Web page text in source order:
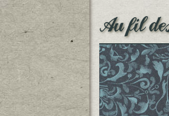
Au fil